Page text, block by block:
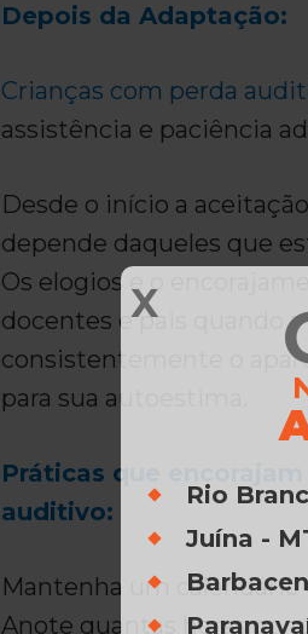
X
Rio
Juína -
Depois da Adaptação:
Crianças com perda
assistência e paciência
Desde o início a
depende daqueles que
Os elogios e o
docentes e pais quando a
consistentemente o
para sua autoestima.
Práticas que encorajam
auditivo:
Mantenha um calendário
Anote quantas horas por